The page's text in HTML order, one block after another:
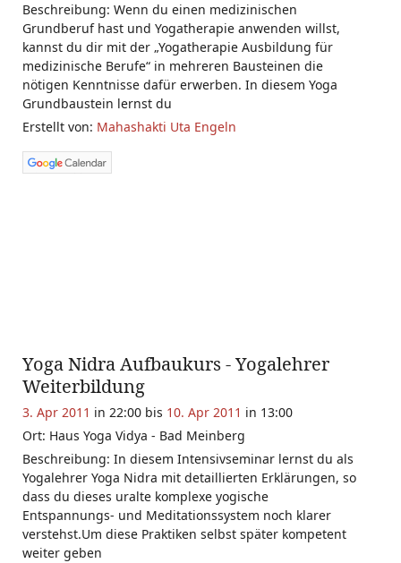
Beschreibung: Wenn du einen medizinischen
Grundberuf hast und Yogatherapie anwenden willst,
kannst du dir mit der „Yogatherapie Ausbildung für
medizinische Berufe“ in mehreren Bausteinen die
nötigen Kenntnisse dafür erwerben. In diesem Yoga
Grundbaustein lernst du
Erstellt von: Mahashakti Uta Engeln
Yoga Nidra Aufbaukurs - Yogalehrer
Weiterbildung
3. Apr 2011 in 22:00 bis 10. Apr 2011 in 13:00
Ort: Haus Yoga Vidya - Bad Meinberg
Beschreibung: In diesem Intensivseminar lernst du als
Yogalehrer Yoga Nidra mit detaillierten Erklärungen, so
dass du dieses uralte komplexe yogische
Entspannungs- und Meditationssystem noch klarer
verstehst.Um diese Praktiken selbst später kompetent
weiter geben